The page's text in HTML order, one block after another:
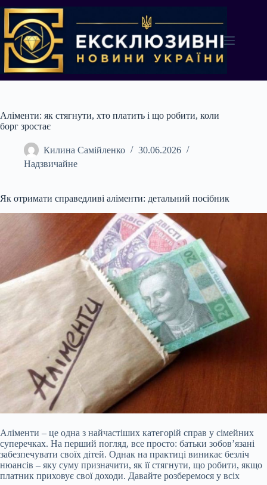
до
вмісту
Аліменти: як стягнути, хто платить і що робити, коли
борг зростає
Килина Самійленко
30.06.2026
Надзвичайне
Як отримати справедливі аліменти: детальний посібник
Аліменти – це одна з найчастіших категорій справ у сімейних
суперечках. На перший погляд, все просто: батьки зобов’язані
забезпечувати своїх дітей. Однак на практиці виникає безліч
нюансів – яку суму призначити, як її стягнути, що робити, якщо
платник приховує свої доходи. Давайте розберемося у всіх